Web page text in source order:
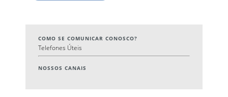
COMO SE COMUNICAR CONOSCO?
Telefones Úteis
NOSSOS CANAIS